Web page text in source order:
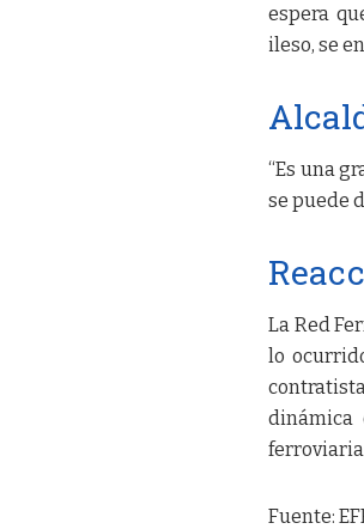
espera
ileso, se
“Es una
se puede
La Red
lo
dinámica
ferroviaria
Fuente: